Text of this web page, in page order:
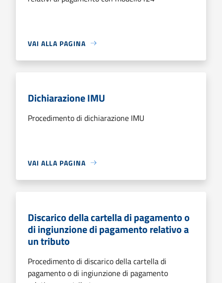
VAI ALLA PAGINA
Dichiarazione IMU
Procedimento di dichiarazione IMU
VAI ALLA PAGINA
Discarico della cartella di pagamento o
di ingiunzione di pagamento relativo a
un tributo
Procedimento di discarico della cartella di
pagamento o di ingiunzione di pagamento